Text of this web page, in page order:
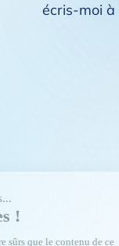
écris-moi à